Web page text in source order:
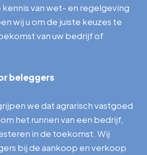
van wet- en regelgeving
wij u om de juiste keuzes te
van uw bedrijf of
beleggers
we dat agrarisch vastgoed
het runnen van een bedrijf,
in de toekomst. Wij
bij de aankoop en verkoop